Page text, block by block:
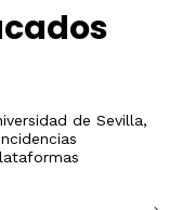
de Sevilla,